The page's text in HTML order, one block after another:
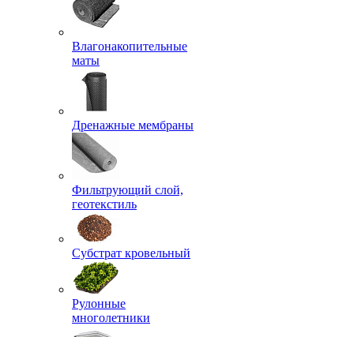
Влагонакопительные
маты
Дренажные мембраны
Фильтрующий слой,
геотекстиль
Субстрат кровельный
Рулонные
многолетники